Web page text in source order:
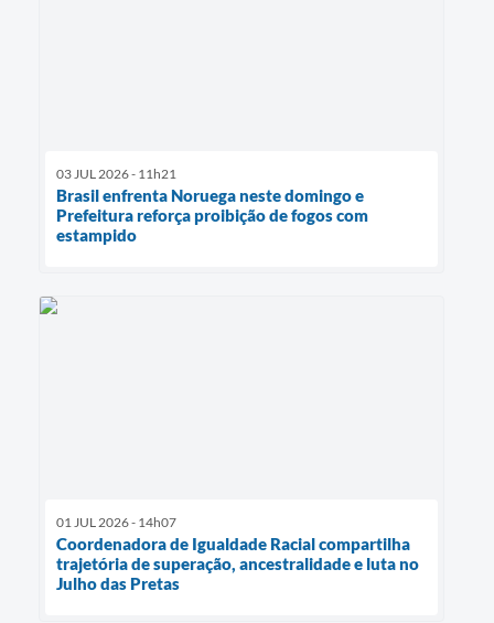
03 JUL 2026 - 11h21
Brasil enfrenta Noruega neste domingo e
Prefeitura reforça proibição de fogos com
estampido
01 JUL 2026 - 14h07
Coordenadora de Igualdade Racial compartilha
trajetória de superação, ancestralidade e luta no
Julho das Pretas